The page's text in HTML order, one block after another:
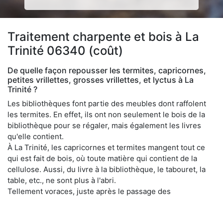
Traitement charpente et bois à La
Trinité 06340 (coût)
De quelle façon repousser les termites, capricornes,
petites vrillettes, grosses vrillettes, et lyctus à La
Trinité ?
Les bibliothèques font partie des meubles dont raffolent
les termites. En effet, ils ont non seulement le bois de la
bibliothèque pour se régaler, mais également les livres
qu'elle contient.
À La Trinité, les capricornes et termites mangent tout ce
qui est fait de bois, où toute matière qui contient de la
cellulose. Aussi, du livre à la bibliothèque, le tabouret, la
table, etc., ne sont plus à l'abri.
Tellement voraces, juste après le passage des